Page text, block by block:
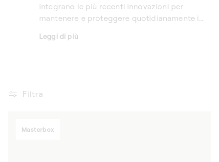
integrano le più recenti innovazioni per
mantenere e proteggere quotidianamente i
parte dei calibri automatici, riproducono
collezionisti più esigenti.
Leggi di più
Filtra
Masterbox